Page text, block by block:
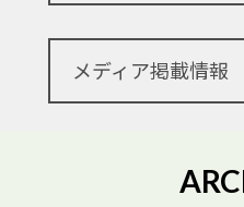
メディア掲載情報